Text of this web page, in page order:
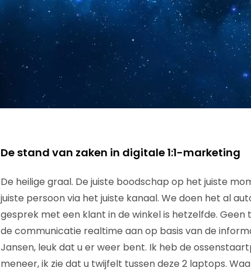
De stand van zaken in digitale 1:1-marketing
De heilige graal. De juiste boodschap op het juiste
juiste persoon via het juiste kanaal. We doen het al
gesprek met een klant in de winkel is hetzelfde.
de communicatie realtime aan op basis van de
Jansen, leuk dat u er weer bent. Ik heb de
meneer, ik zie dat u twijfelt tussen deze 2 laptops.